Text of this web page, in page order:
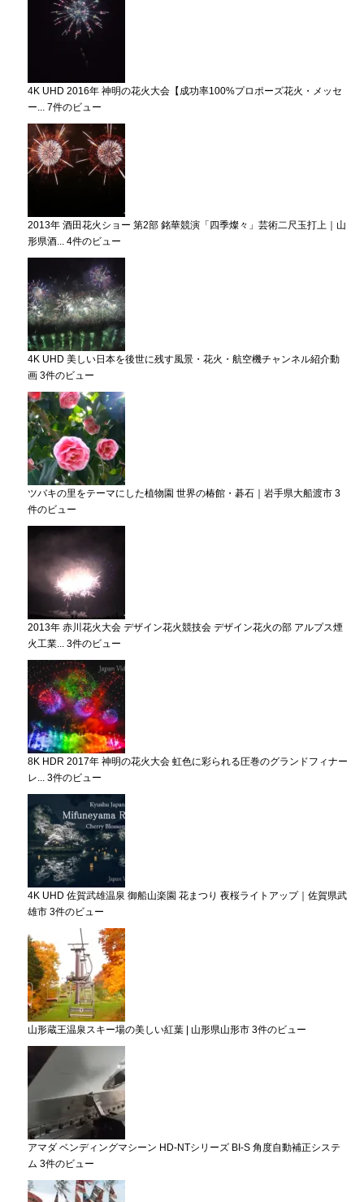
4K UHD 2016年 神明の花火大会【成功率100%プロポーズ花火・メッセ
ー... 7件のビュー
2013年 酒田花火ショー 第2部 銘華競演「四季燦々」芸術二尺玉打上｜山
形県酒... 4件のビュー
4K UHD 美しい日本を後世に残す風景・花火・航空機チャンネル紹介動
画 3件のビュー
ツバキの里をテーマにした植物園 世界の椿館・碁石｜岩手県大船渡市 3
件のビュー
2013年 赤川花火大会 デザイン花火競技会 デザイン花火の部 アルプス煙
火工業... 3件のビュー
8K HDR 2017年 神明の花火大会 虹色に彩られる圧巻のグランドフィナー
レ... 3件のビュー
4K UHD 佐賀武雄温泉 御船山楽園 花まつり 夜桜ライトアップ｜佐賀県武
雄市 3件のビュー
山形蔵王温泉スキー場の美しい紅葉 | 山形県山形市 3件のビュー
アマダ ベンディングマシーン HD-NTシリーズ BI-S 角度自動補正システ
ム 3件のビュー